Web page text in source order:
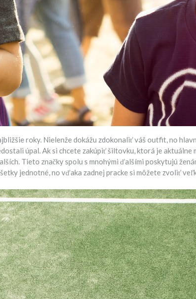
roky. Nielenže dokážu zdokonaliť váš outfit, no
úpal. Ak si chcete zakúpiť šiltovku, ktorá je aktuálne
Tieto značky spolu s mnohými ďalšími poskytujú
jednotné, no vďaka zadnej pracke si môžete zvoliť